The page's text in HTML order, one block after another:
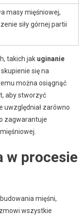
masy mięśniowej,
siły górnej partii
takich jak uginanie
się na
można osiągnąć
aby stworzyć
uwzględniał zarówno
zagwarantuje
w procesie
mięśni,
wszystkie